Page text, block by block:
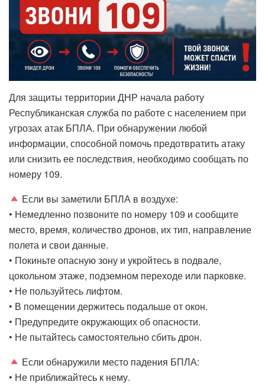
Для защиты территории ДНР начала работу
Республиканская служба по работе с населением при
угрозах атак БПЛА. При обнаружении любой
информации, способной помочь предотвратить атаку
или снизить ее последствия, необходимо сообщать по
номеру 109.
Если вы заметили БПЛА в воздухе:
• Немедленно позвоните по номеру 109 и сообщите
место, время, количество дронов, их тип, направление
полета и свои данные.
• Покиньте опасную зону и укройтесь в подвале,
цокольном этаже, подземном переходе или парковке.
• Не пользуйтесь лифтом.
• В помещении держитесь подальше от окон.
• Предупредите окружающих об опасности.
• Не пытайтесь самостоятельно сбить дрон.
Если обнаружили место падения БПЛА:
• Не приближайтесь к нему.